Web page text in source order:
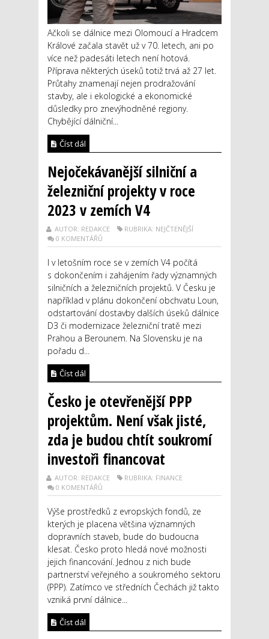
Ačkoli se dálnice mezi Olomoucí a Hradcem
Králové začala stavět už v 70. letech, ani po
více než padesáti letech není hotová.
Příprava některých úseků totiž trvá až 27 let.
Průtahy znamenají nejen prodražování
stavby, ale i ekologické a ekonomické
důsledky pro znevýhodněné regiony.
Chybějící dálniční...
Číst dál
Nejočekávanější silniční a
železniční projekty v roce
2023 v zemích V4
AUTOR: REDAKCE
RUBRIKA: NEJČTENĚJŠÍ
0 KOMENTÁŘŮ
I v letošním roce se v zemích V4 počítá
s dokončením i zahájením řady významných
silničních a železničních projektů. V Česku je
například v plánu dokončení obchvatu Loun,
odstartování dostavby dalších úseků dálnice
D3 či modernizace železniční tratě mezi
Prahou a Berounem. Na Slovensku je na
pořadu d...
Číst dál
Česko je otevřenější PPP
projektům. Není však jisté,
zda je budou chtít soukromí
investoři financovat
AUTOR: REDAKCE
RUBRIKA: FINANCE
0 KOMENTÁŘŮ
Výše prostředků z evropských fondů, ze
kterých je placena většina významných
dopravních staveb, bude do budoucna
klesat. Česko proto hledá nové možnosti
jejich financování. Jednou z nich bude
partnerství veřejného a soukromého sektoru
(PPP). Zatímco ve středních Čechách již takto
vzniká první dálnice...
Číst dál